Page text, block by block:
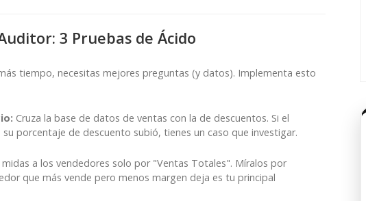
3 Pruebas de Ácido
tiempo, necesitas mejores preguntas (y datos). Implementa esto
Cruza la base de datos de ventas con la de descuentos. Si el
porcentaje de descuento subió, tienes un caso que investigar.
midas a los vendedores solo por "Ventas Totales". Míralos por
que más vende pero menos margen deja es tu principal